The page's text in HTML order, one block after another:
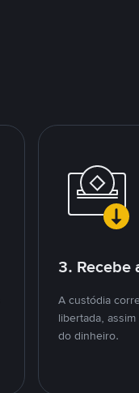
3. Recebe
A custódia
libertada,
do dinheiro.